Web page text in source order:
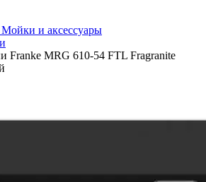
и аксессуары
Franke MRG 610-54 FTL Fragranite